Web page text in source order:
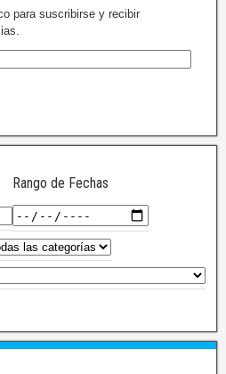
para suscribirse y recibir
Rango de Fechas